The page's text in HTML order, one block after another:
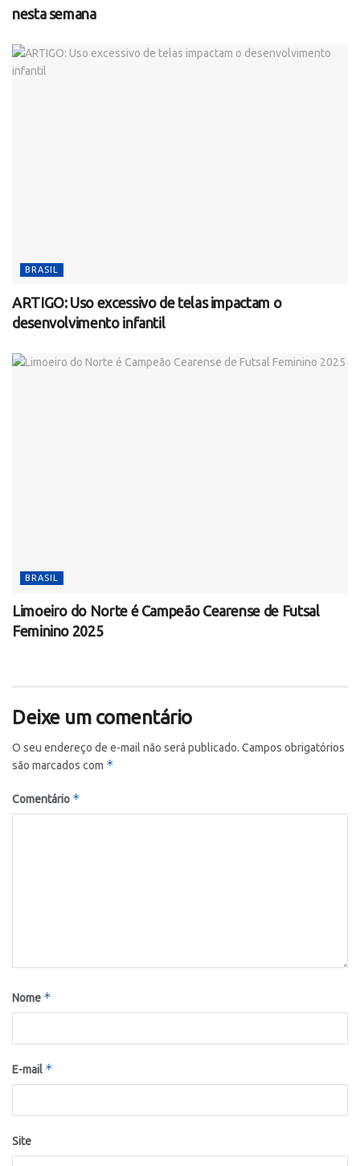
nesta semana
BRASIL
ARTIGO: Uso excessivo de telas impactam o
desenvolvimento infantil
BRASIL
Limoeiro do Norte é Campeão Cearense de Futsal
Feminino 2025
Deixe um comentário
O seu endereço de e-mail não será publicado. Campos obrigatórios
são marcados com *
Comentário *
Nome *
E-mail *
Site